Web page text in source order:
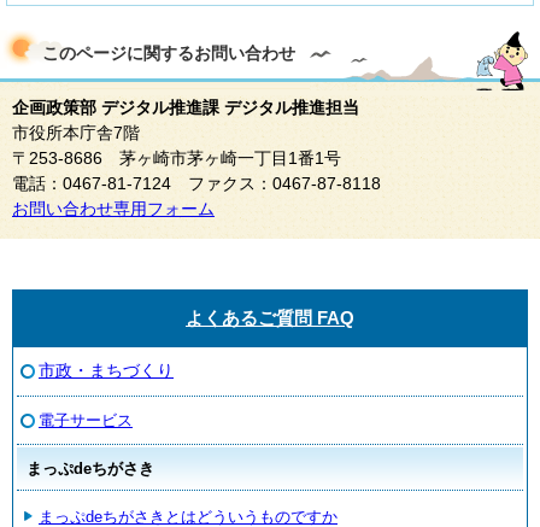
このページに関するお問い合わせ
企画政策部 デジタル推進課 デジタル推進担当
市役所本庁舎7階
〒253-8686 茅ヶ崎市茅ヶ崎一丁目1番1号
電話：0467-81-7124 ファクス：0467-87-8118
お問い合わせ専用フォーム
よくあるご質問 FAQ
市政・まちづくり
電子サービス
まっぷdeちがさき
まっぷdeちがさきとはどういうものですか